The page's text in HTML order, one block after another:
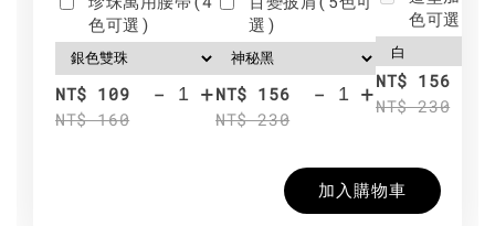
色可選)
NT$ 109
NT$ 160
- +
選)
NT$ 156
NT$ 230
- +
色可選)
NT$ 156
NT$ 230
加入購物車